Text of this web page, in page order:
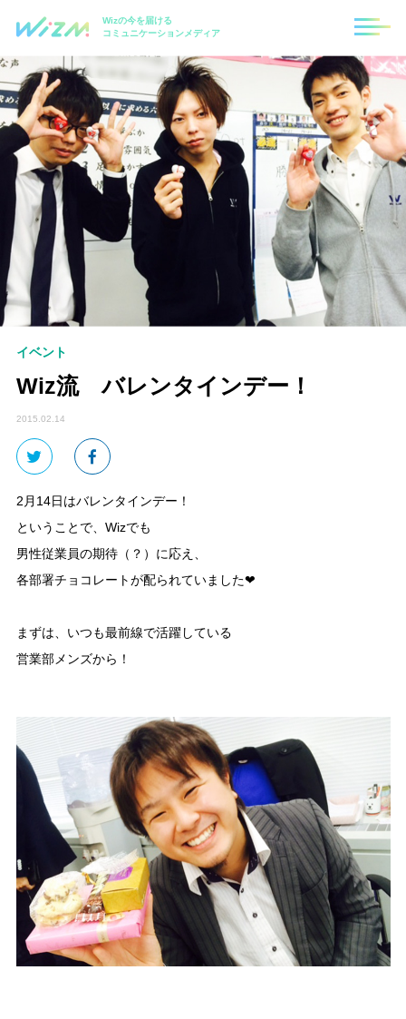
Wizの今を届ける
コミュニケーションメディア
イベント
Wiz流 バレンタインデー！
2015.02.14
2月14日はバレンタインデー！
ということで、Wizでも
男性従業員の期待（？）に応え、
各部署チョコレートが配られていました❤
まずは、いつも最前線で活躍している
営業部メンズから！